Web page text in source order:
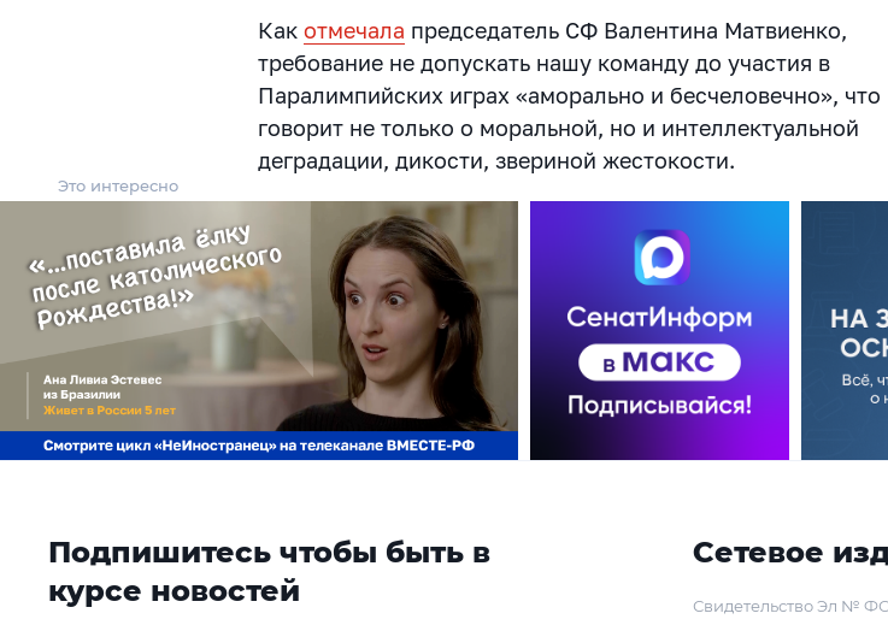
Какотмечала председатель СФ Валентина Матвиенко,
требование не допускать нашу команду до участия в
Паралимпийских играх «аморально и бесчеловечно», что
говорит не только о моральной, но и интеллектуальной
деградации, дикости, звериной жестокости.
Это интересно
Подпишитесь чтобы быть в
курсе новостей
Сетевое
Свидетельство Эл №